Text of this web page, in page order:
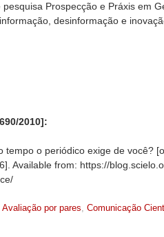
Prospecção e Práxis em
desinformação e
2010]:
tempo o periódico exige de você?
Available from: https://
Avaliação por pares, Comunicação